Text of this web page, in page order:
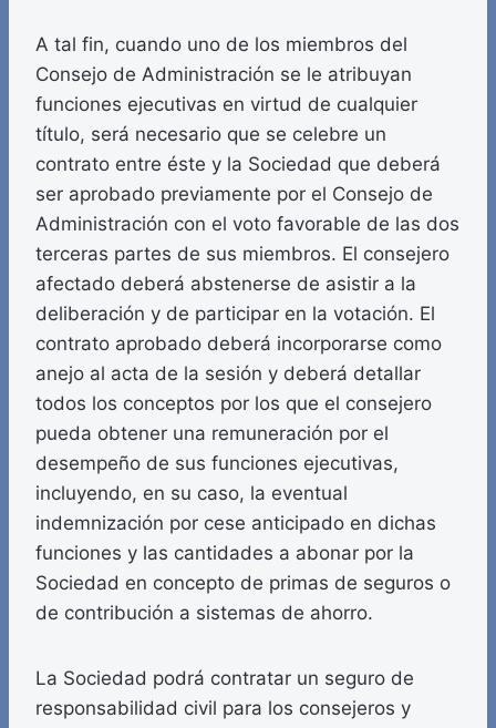
A tal fin, cuando uno de los miembros del
Consejo de Administración se le atribuyan
funciones ejecutivas en virtud de cualquier
título, será necesario que se celebre un
contrato entre éste y la Sociedad que deberá
ser aprobado previamente por el Consejo de
Administración con el voto favorable de las dos
terceras partes de sus miembros. El consejero
afectado deberá abstenerse de asistir a la
deliberación y de participar en la votación. El
contrato aprobado deberá incorporarse como
anejo al acta de la sesión y deberá detallar
todos los conceptos por los que el consejero
pueda obtener una remuneración por el
desempeño de sus funciones ejecutivas,
incluyendo, en su caso, la eventual
indemnización por cese anticipado en dichas
funciones y las cantidades a abonar por la
Sociedad en concepto de primas de seguros o
de contribución a sistemas de ahorro.
La Sociedad podrá contratar un seguro de
responsabilidad civil para los consejeros y